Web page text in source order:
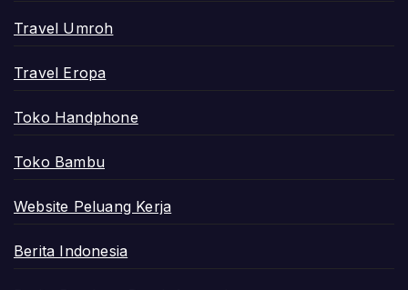
Travel Umroh
Travel Eropa
Toko Handphone
Toko Bambu
Website Peluang Kerja
Berita Indonesia